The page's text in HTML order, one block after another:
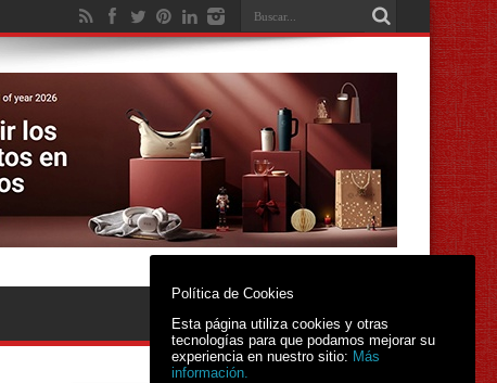
Política de Cookies
Esta página utiliza cookies y otras
tecnologías para que podamos mejorar su
experiencia en nuestro sitio: Más
información.